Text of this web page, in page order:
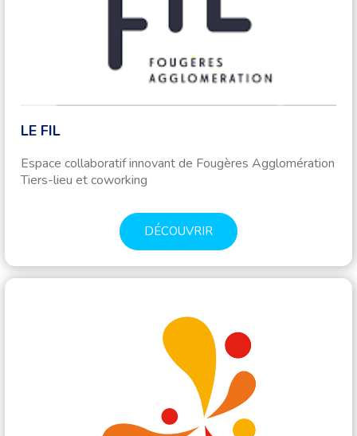
LE FIL
Espace collaboratif innovant de Fougères Agglomération
Tiers-lieu et coworking
DÉCOUVRIR